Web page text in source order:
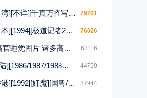
[百度][台湾][不详][千真万雀写真集][12集][MKV] 79201
[百度][日本][1994][极道记者2马券転生篇][日语/中文软字幕][DVDISO/4.00GB] 76026
汤灿与高官睡觉图片 诸多高官均与汤灿有染 63116
[台湾/大陆][1986/1987/1988等][四大美人合集DVD][西施/貂蝉/杨贵妃等][潘迎紫/寇世勋/顾冠忠][144集全][国语中字][88DVD/iso] 44759
[百度][香港][1992][奸魔][国粤/无字][MKV/925MB] 37944